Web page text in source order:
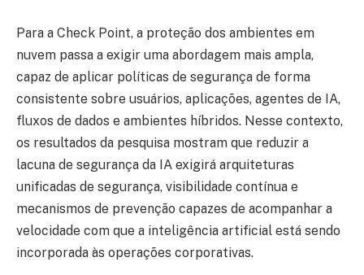
Para a Check Point, a proteção dos ambientes em
nuvem passa a exigir uma abordagem mais ampla,
capaz de aplicar políticas de segurança de forma
consistente sobre usuários, aplicações, agentes de IA,
fluxos de dados e ambientes híbridos. Nesse contexto,
os resultados da pesquisa mostram que reduzir a
lacuna de segurança da IA exigirá arquiteturas
unificadas de segurança, visibilidade contínua e
mecanismos de prevenção capazes de acompanhar a
velocidade com que a inteligência artificial está sendo
incorporada às operações corporativas.